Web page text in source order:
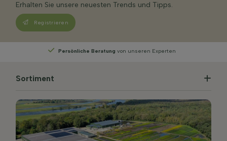
Erhalten Sie unsere neuesten Trends und Tipps.
Registrieren
Persönliche Beratung von unseren Experten
Sortiment